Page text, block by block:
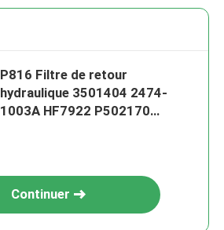
P816 Filtre de retour
hydraulique 3501404 2474-
1003A HF7922 P502170
Continuer